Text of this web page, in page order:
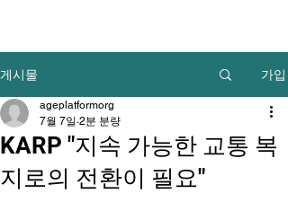
게시물 가입
KARP "지속 가능한 교통 복
지로의 전환이 필요"
ageplatformorg
7월 7일 2분 분량